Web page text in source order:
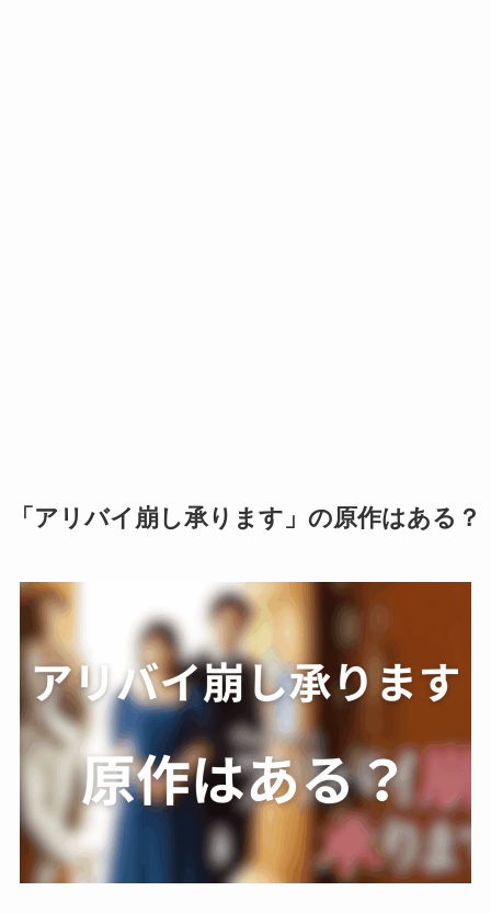
「アリバイ崩し承ります」の原作はある？